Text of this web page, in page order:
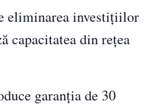
eliminarea investițiilor
capacitatea din rețea
garanția de 30